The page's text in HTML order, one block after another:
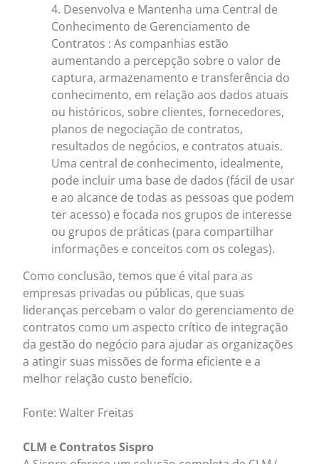
4. Desenvolva e Mantenha uma Central de
Conhecimento de Gerenciamento de
Contratos : As companhias estão
aumentando a percepção sobre o valor de
captura, armazenamento e transferência do
conhecimento, em relação aos dados atuais
ou históricos, sobre clientes, fornecedores,
planos de negociação de contratos,
resultados de negócios, e contratos atuais.
Uma central de conhecimento, idealmente,
pode incluir uma base de dados (fácil de usar
e ao alcance de todas as pessoas que podem
ter acesso) e focada nos grupos de interesse
ou grupos de práticas (para compartilhar
informações e conceitos com os colegas).
Como conclusão, temos que é vital para as
empresas privadas ou públicas, que suas
lideranças percebam o valor do gerenciamento de
contratos como um aspecto crítico de integração
da gestão do negócio para ajudar as organizações
a atingir suas missões de forma eficiente e a
melhor relação custo benefício.
Fonte: Walter Freitas
CLM e Contratos Sispro